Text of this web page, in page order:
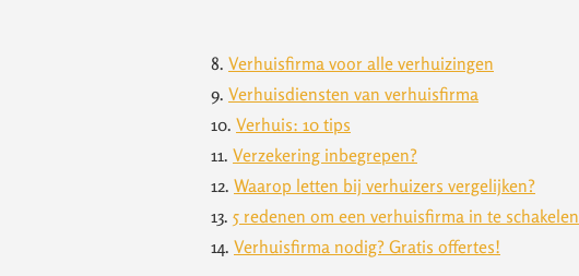
8. Verhuisfirma voor alle verhuizingen
9. Verhuisdiensten van verhuisfirma
10. Verhuis: 10 tips
11. Verzekering inbegrepen?
12. Waarop letten bij verhuizers vergelijken?
13. 5 redenen om een verhuisfirma in te schakelen
14. Verhuisfirma nodig? Gratis offertes!